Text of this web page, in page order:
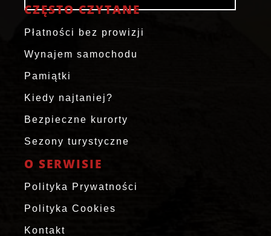
CZĘSTO CZYTANE
Płatności bez prowizji
Wynajem samochodu
Pamiątki
Kiedy najtaniej?
Bezpieczne kurorty
Sezony turystyczne
O SERWISIE
Polityka Prywatności
Polityka Cookies
Kontakt